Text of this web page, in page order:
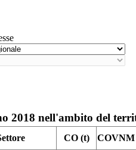
2018 nell'ambito del
CO (t)
COVNM